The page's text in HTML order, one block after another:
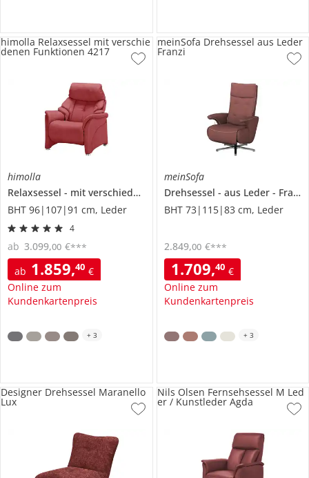
himolla
Relaxsessel
mit verschiedenen Funktionen
4217
BHT 96|107|91 cm, Leder
4
ab 1.859,40 €
Online zum
Kundenkartenpreis
ab 3.099,00 €***
himolla Relaxsessel mit verschie
denen Funktionen 4217
+ 3
meinSofa
Drehsessel
aus Leder
Franzi
BHT 73|115|83 cm, Leder
1.709,40 €
Online zum
Kundenkartenpreis
2.849,00 €***
meinSofa Drehsessel aus Leder
Franzi
+ 3
Designer Drehsessel Maranello
Lux
Nils Olsen Fernsehsessel M Led
er / Kunstleder Agda